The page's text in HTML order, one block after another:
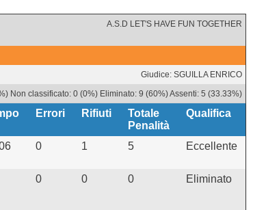
A.S.D LET'S HAVE FUN TOGETHER
Giudice: SGUILLA ENRICO
Non classificato: 0 (0%) Eliminato: 9 (60%) Assenti: 5 (33.33%)
Errori Rifiuti
Totale
Penalità
Qualifica
0 1 5 Eccellente
0 0 0 Eliminato